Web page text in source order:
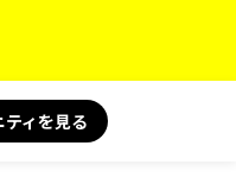
ティを見る